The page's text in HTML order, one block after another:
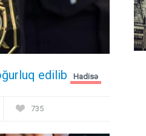
edilib Hadisə
735